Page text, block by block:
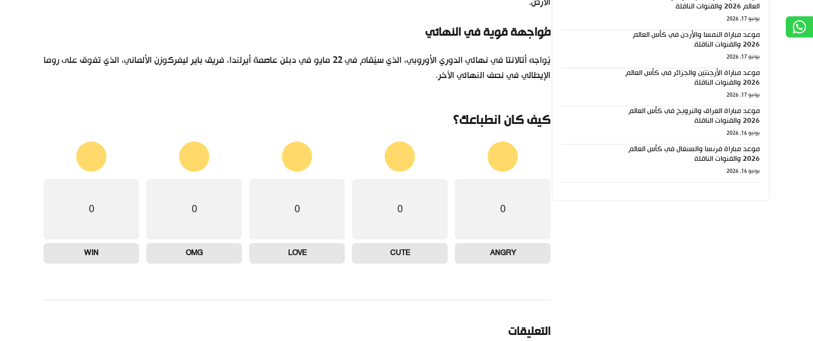
مُواجهة قوية في النهائي
يُواجه أتالانتا في نهائي الدوري الأوروبي، الذي سيُقام في 22 مايو في دبلن عاصمة أيرلندا، فريق باير ليفركوزن الألماني، الذي تفوق على روما
الإيطالي في نصف النهائي الآخر.
كيف كان انطباعك؟
0
ANGRY
0
CUTE
0
LOVE
0
OMG
0
WIN
التعليقات
العالم 2026 والقنوات الناقلة
يونيو 17, 2026
موعد مباراة النمسا والأردن في كأس العالم
2026 والقنوات الناقلة
يونيو 17, 2026
موعد مباراة الأرجنتين والجزائر في كأس العالم
2026 والقنوات الناقلة
يونيو 17, 2026
موعد مباراة العراق والنرويج في كأس العالم
2026 والقنوات الناقلة
يونيو 16, 2026
موعد مباراة فرنسا والسنغال في كأس العالم
2026 والقنوات الناقلة
يونيو 16, 2026